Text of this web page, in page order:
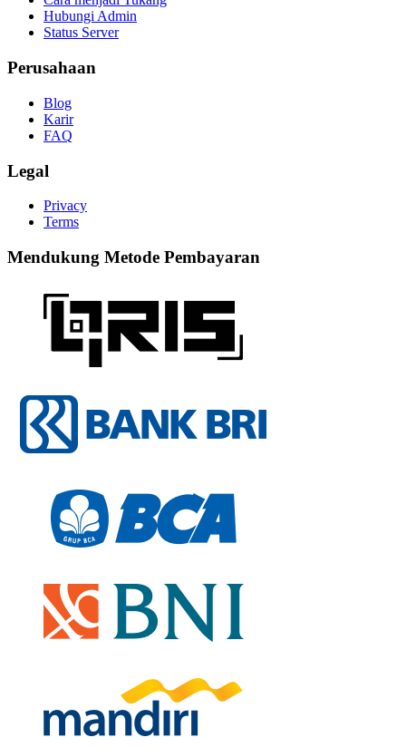
Hubungi Admin
Status Server
Perusahaan
Blog
Karir
FAQ
Legal
Privacy
Terms
Mendukung Metode Pembayaran